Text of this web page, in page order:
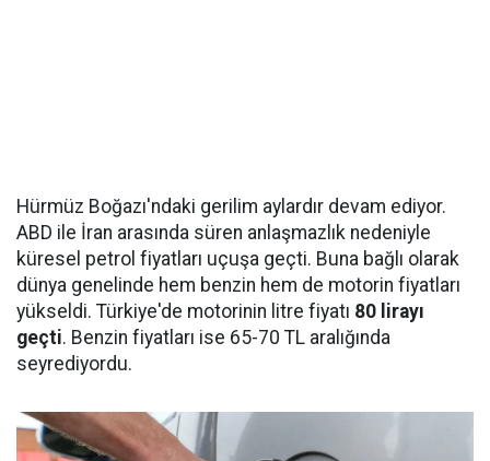
Hürmüz Boğazı'ndaki gerilim aylardır devam ediyor.
ABD ile İran arasında süren anlaşmazlık nedeniyle
küresel petrol fiyatları uçuşa geçti. Buna bağlı olarak
dünya genelinde hem benzin hem de motorin fiyatları
yükseldi. Türkiye'de motorinin litre fiyatı 80 lirayı
geçti. Benzin fiyatları ise 65-70 TL aralığında
seyrediyordu.